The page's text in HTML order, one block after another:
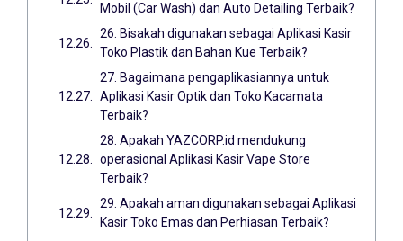
Mobil (Car Wash) dan Auto Detailing Terbaik?
26. Bisakah digunakan sebagai Aplikasi Kasir
Toko Plastik dan Bahan Kue Terbaik?
27. Bagaimana pengaplikasiannya untuk
Aplikasi Kasir Optik dan Toko Kacamata
Terbaik?
28. Apakah YAZCORP.id mendukung
operasional Aplikasi Kasir Vape Store
Terbaik?
29. Apakah aman digunakan sebagai Aplikasi
Kasir Toko Emas dan Perhiasan Terbaik?